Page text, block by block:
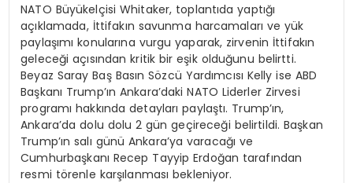
NATO Büyükelçisi Whitaker, toplantıda yaptığı
açıklamada, İttifakın savunma harcamaları ve yük
paylaşımı konularına vurgu yaparak, zirvenin İttifakın
geleceği açısından kritik bir eşik olduğunu belirtti.
Beyaz Saray Baş Basın Sözcü Yardımcısı Kelly ise ABD
Başkanı Trump’ın Ankara’daki NATO Liderler Zirvesi
programı hakkında detayları paylaştı. Trump’ın,
Ankara’da dolu dolu 2 gün geçireceği belirtildi. Başkan
Trump’ın salı günü Ankara’ya varacağı ve
Cumhurbaşkanı Recep Tayyip Erdoğan tarafından
resmi törenle karşılanması bekleniyor.